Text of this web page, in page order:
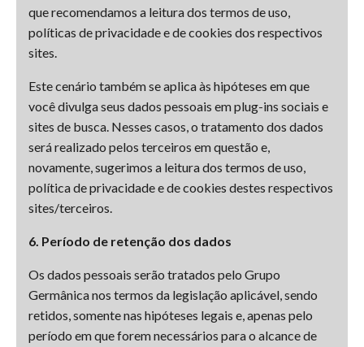
que recomendamos a leitura dos termos de uso,
políticas de privacidade e de cookies dos respectivos
sites.
Este cenário também se aplica às hipóteses em que
você divulga seus dados pessoais em plug-ins sociais e
sites de busca. Nesses casos, o tratamento dos dados
será realizado pelos terceiros em questão e,
novamente, sugerimos a leitura dos termos de uso,
política de privacidade e de cookies destes respectivos
sites/terceiros.
6. Período de retenção dos dados
Os dados pessoais serão tratados pelo Grupo
Germânica nos termos da legislação aplicável, sendo
retidos, somente nas hipóteses legais e, apenas pelo
período em que forem necessários para o alcance de